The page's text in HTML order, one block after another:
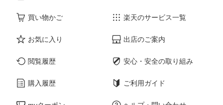
買い物かご
お気に入り
閲覧履歴
購入履歴
楽天のサービス一覧
出店のご案内
安心・安全の取り組み
ご利用ガイド